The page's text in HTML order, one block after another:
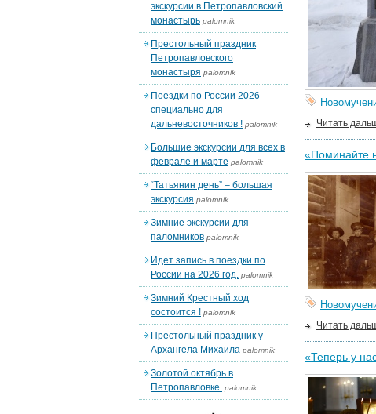
Читать
«Поминайте
Читать
«Теперь у
экскурсии в Петропавловский
монастырь palomnik
Престольный праздник
Петропавловского
монастыря palomnik
Поездки по России 2026 –
специально для
дальневосточников ! palomnik
Большие экскурсии для всех в
феврале и марте palomnik
“Татьянин день” – большая
экскурсия palomnik
Зимние экскурсии для
паломников palomnik
Идет запись в поездки по
России на 2026 год. palomnik
Зимний Крестный ход
состоится ! palomnik
Престольный праздник у
Архангела Михаила palomnik
Золотой октябрь в
Петропавловке. palomnik